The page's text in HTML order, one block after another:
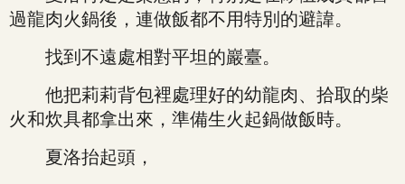
過龍肉火鍋後，連做飯都不用特別的避諱。
找到不遠處相對平坦的巖臺。
他把莉莉背包裡處理好的幼龍肉、拾取的柴
火和炊具都拿出來，準備生火起鍋做飯時。
夏洛抬起頭，